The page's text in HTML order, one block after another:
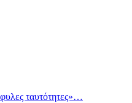
ταυτότητες»…